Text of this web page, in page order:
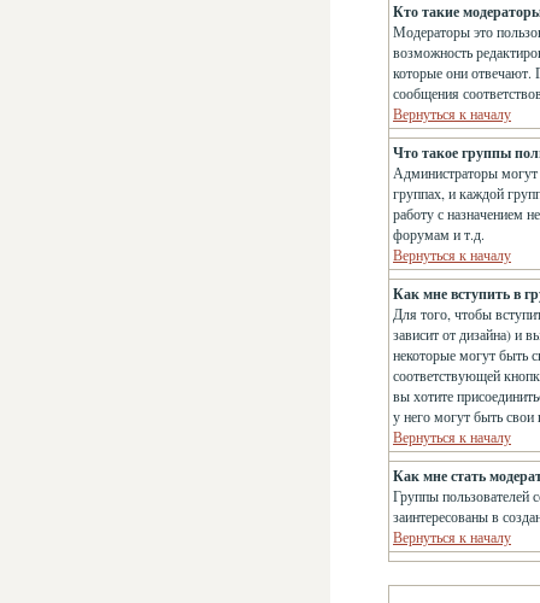
Кто такие
Модераторы это
возможность
которые они отвечают.
сообщения
Вернуться к началу
Что такое группы
Администраторы могут
группах, и каждой
работу с назначением
форумам и т.д.
Вернуться к началу
Как мне вступить в
Для того, чтобы
зависит от дизайна) и
некоторые могут быть
соответствующей
вы хотите
у него могут быть
Вернуться к началу
Как мне стать
Группы пользователей
заинтересованы в
Вернуться к началу